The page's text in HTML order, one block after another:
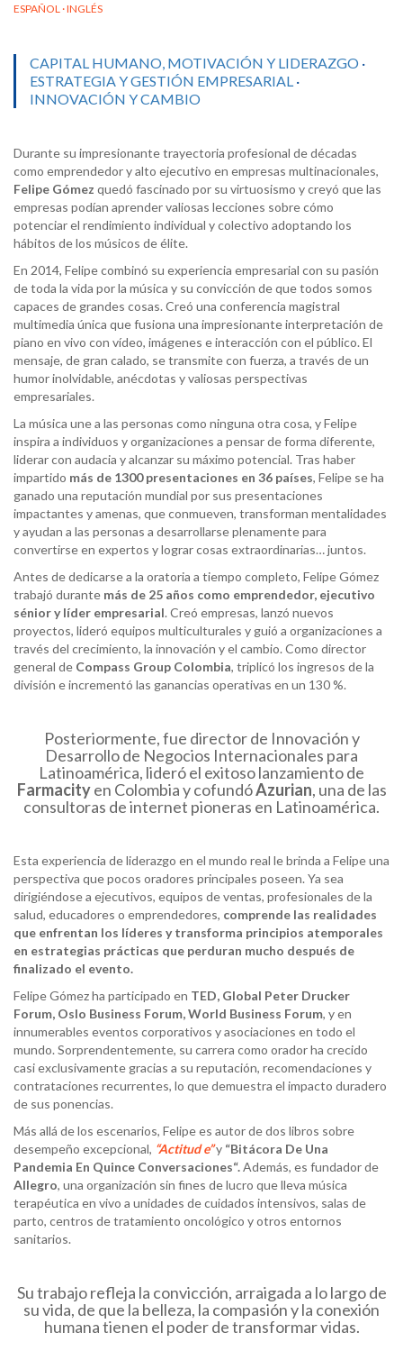
ESPAÑOL · INGLÉS
CAPITAL HUMANO, MOTIVACIÓN Y LIDERAZGO ·
ESTRATEGIA Y GESTIÓN EMPRESARIAL ·
INNOVACIÓN Y CAMBIO
Durante su impresionante trayectoria profesional de décadas
como emprendedor y alto ejecutivo en empresas multinacionales,
Felipe Gómez quedó fascinado por su virtuosismo y creyó que las
empresas podían aprender valiosas lecciones sobre cómo
potenciar el rendimiento individual y colectivo adoptando los
hábitos de los músicos de élite.
En 2014, Felipe combinó su experiencia empresarial con su pasión
de toda la vida por la música y su convicción de que todos somos
capaces de grandes cosas. Creó una conferencia magistral
multimedia única que fusiona una impresionante interpretación de
piano en vivo con vídeo, imágenes e interacción con el público. El
mensaje, de gran calado, se transmite con fuerza, a través de un
humor inolvidable, anécdotas y valiosas perspectivas
empresariales.
La música une a las personas como ninguna otra cosa, y Felipe
inspira a individuos y organizaciones a pensar de forma diferente,
liderar con audacia y alcanzar su máximo potencial. Tras haber
impartido más de 1300 presentaciones en 36 países, Felipe se ha
ganado una reputación mundial por sus presentaciones
impactantes y amenas, que conmueven, transforman mentalidades
y ayudan a las personas a desarrollarse plenamente para
convertirse en expertos y lograr cosas extraordinarias… juntos.
Antes de dedicarse a la oratoria a tiempo completo, Felipe Gómez
trabajó durante más de 25 años como emprendedor, ejecutivo
sénior y líder empresarial. Creó empresas, lanzó nuevos
proyectos, lideró equipos multiculturales y guió a organizaciones a
través del crecimiento, la innovación y el cambio. Como director
general de Compass Group Colombia, triplicó los ingresos de la
división e incrementó las ganancias operativas en un 130 %.
Posteriormente, fue director de Innovación y
Desarrollo de Negocios Internacionales para
Latinoamérica, lideró el exitoso lanzamiento de
Farmacityen Colombia y cofundóAzurian, una de las
consultoras de internet pioneras en Latinoamérica.
Esta experiencia de liderazgo en el mundo real le brinda a Felipe una
perspectiva que pocos oradores principales poseen. Ya sea
dirigiéndose a ejecutivos, equipos de ventas, profesionales de la
salud, educadores o emprendedores, comprende las realidades
que enfrentan los líderes y transforma principios atemporales
en estrategias prácticas que perduran mucho después de
finalizado el evento.
Felipe Gómez ha participado en TED, Global Peter Drucker
Forum, Oslo Business Forum,World Business Forum, y en
innumerables eventos corporativos y asociaciones en todo el
mundo. Sorprendentemente, su carrera como orador ha crecido
casi exclusivamente gracias a su reputación, recomendaciones y
contrataciones recurrentes, lo que demuestra el impacto duradero
de sus ponencias.
Más allá de los escenarios, Felipe es autor de dos libros sobre
desempeño excepcional, “Actitude”y “Bitácora De Una
Pandemia En Quince Conversaciones“.Además, es fundador de
Allegro, una organización sin fines de lucro que lleva música
terapéutica en vivo a unidades de cuidados intensivos, salas de
parto, centros de tratamiento oncológico y otros entornos
sanitarios.
Su trabajo refleja la convicción, arraigada a lo largo de
su vida, de que la belleza, la compasión y la conexión
humana tienen el poder de transformar vidas.